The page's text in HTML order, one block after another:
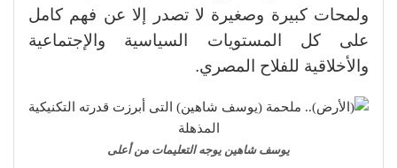
ولمحات كبيرة وصغيرة لا تصدر إلا عن فهم كامل
على كل المستويات السياسية والإجتماعية
والأخلاقية للفلاح المصري.
يوسف شاهين يوجه التعليمات من أعلى